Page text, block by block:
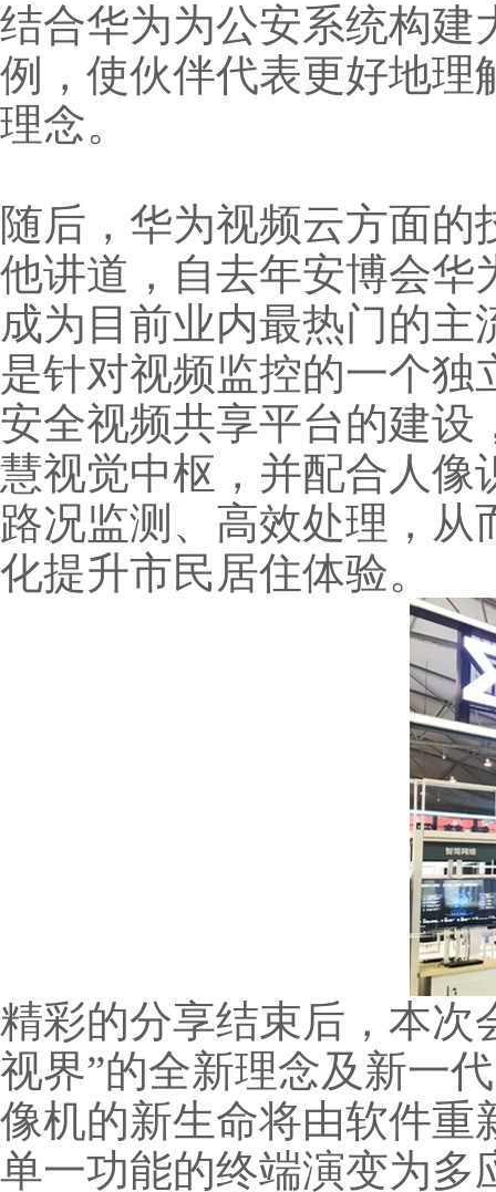
结合华为为公安系统构建
例，使伙伴代表更好地理
理念。
随后，华为视频云方面的
他讲道，自去年安博会华
成为目前业内最热门的
是针对视频监控的一个
安全视频共享平台的建设
慧视觉中枢，并配合人
路况监测、高效处理，
化提升市民居住体验。
精彩的分享结束后，本次
视界”的全新理念及新一
像机的新生命将由软件重
单一功能的终端演变为多